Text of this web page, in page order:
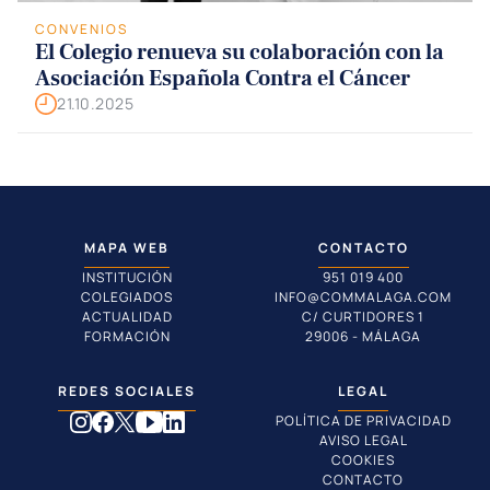
CONVENIOS
El Colegio renueva su colaboración con la
Asociación Española Contra el Cáncer
21.10.2025
MAPA WEB
INSTITUCIÓN
COLEGIADOS
ACTUALIDAD
FORMACIÓN
CONTACTO
951 019 400
INFO@COMMALAGA.COM
C/ CURTIDORES 1
29006 - MÁLAGA
REDES SOCIALES
LEGAL
POLÍTICA DE PRIVACIDAD
AVISO LEGAL
COOKIES
CONTACTO